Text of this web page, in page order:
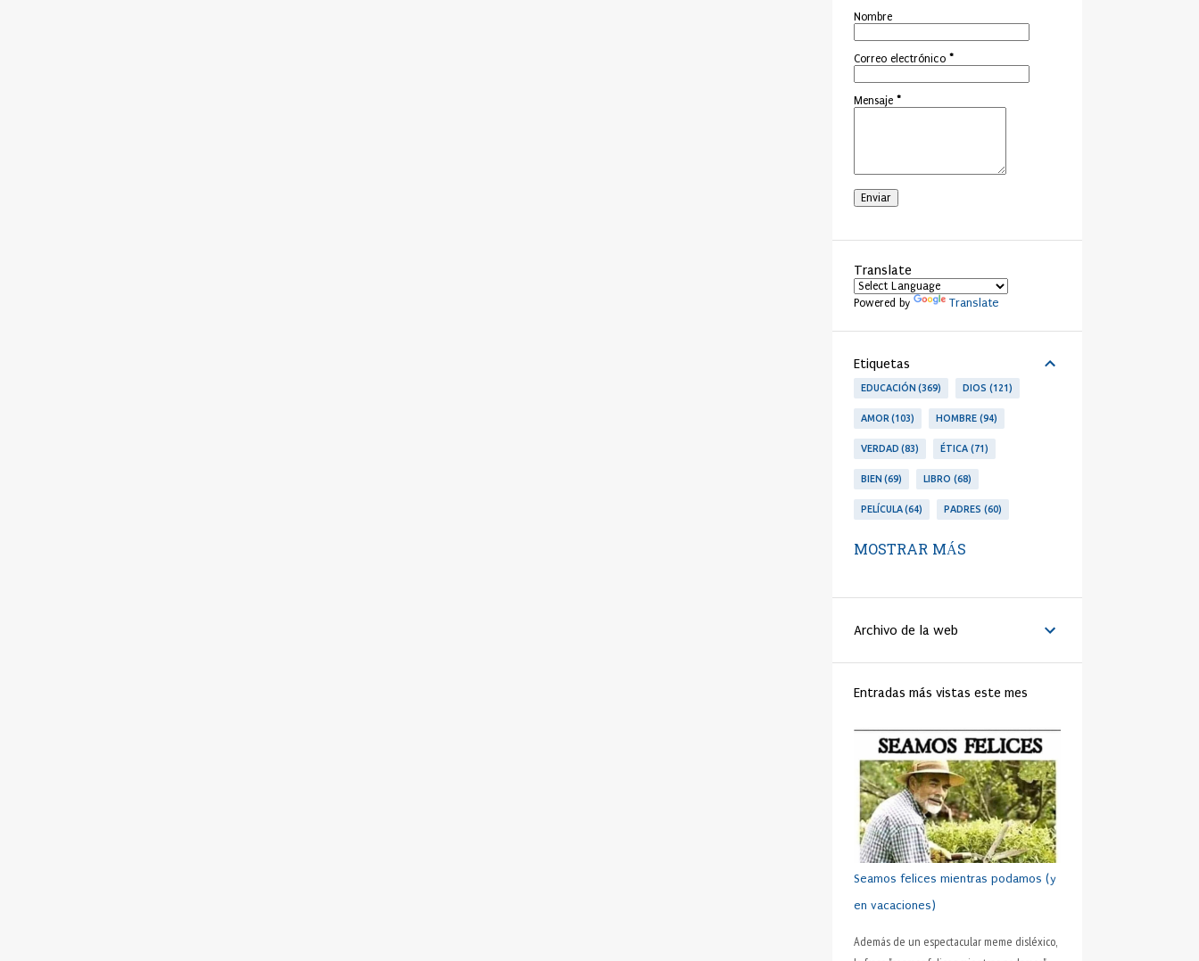
Nombre
Correo electrónico *
Mensaje *
Translate
Powered by Translate
Etiquetas
EDUCACIÓN 369 DIOS 121
AMOR 103 HOMBRE 94
VERDAD 83 ÉTICA 71
BIEN 69 LIBRO 68
PELÍCULA 64 PADRES 60
PERSONA
BENEDICTO XVI 44
MATRIMONIO 44
RELIGIÓN 41 FAMILIA 40
TRABAJO 40 JÓVENES 39
IGLESIA 37 MORAL 37
SHAKESPEARE 35 DINERO 35
CRISTIANISMO 34 HUMANO 34
PRUDENCIA 34 METÁFORA 33
32 ADOLESCENTE 31
HOMBRES 31
MOSTRAR MÁS
Archivo de la web
Entradas más vistas este mes
Seamos felices mientras podamos (y
en vacaciones)
Además de un espectacular meme disléxico,